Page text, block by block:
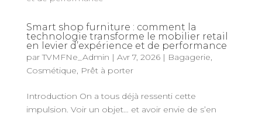
Smart shop furniture : comment la
technologie transforme le mobilier retail
en levier d’expérience et de performance
parTVMFNe_Admin | Avr 7, 2026| Bagagerie,
Cosmétique, Prêt à porter
Introduction On a tous déjà ressenti cette
impulsion. Voir un objet… et avoir envie de s’en